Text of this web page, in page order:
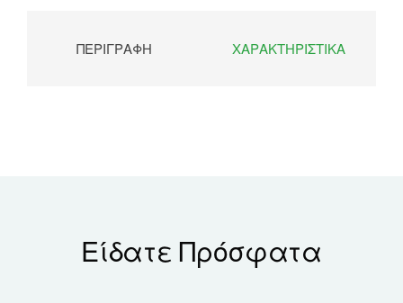
ΠΕΡΙΓΡΑΦΉ ΧΑΡΑΚΤΗΡΙΣΤΙΚΆ
Είδατε Πρόσφατα